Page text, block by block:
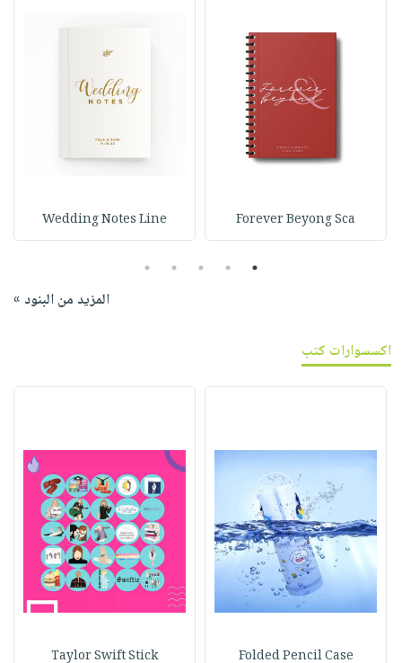
Forever Beyong Sca
Wedding Notes Line
1
2
3
4
5
المزيد من البنود »
اكسسوارات كتب
Folded Pencil Case
Taylor Swift Stick